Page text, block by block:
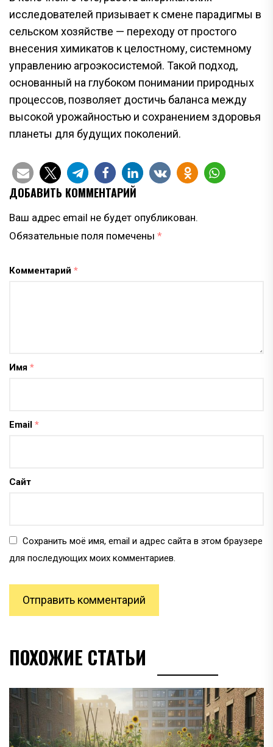
исследователей призывает к смене парадигмы в
сельском хозяйстве — переходу от простого
внесения химикатов к целостному, системному
управлению агроэкосистемой. Такой подход,
основанный на глубоком понимании природных
процессов, позволяет достичь баланса между
высокой урожайностью и сохранением здоровья
планеты для будущих поколений.
ДОБАВИТЬ КОММЕНТАРИЙ
Ваш адрес email не будет опубликован.
Обязательные поля помечены *
Комментарий *
Имя *
Email *
Сайт
Сохранить моё имя, email и адрес сайта в этом браузере
для последующих моих комментариев.
ПОХОЖИЕ СТАТЬИ